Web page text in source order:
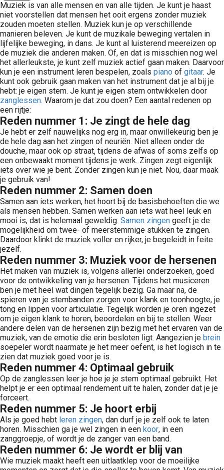
Muziek is van alle mensen en van alle tijden. Je kunt je haast
niet voorstellen dat mensen het ooit ergens zonder muziek
zouden moeten stellen. Muziek kun je op verschillende
manieren beleven. Je kunt de muzikale beweging vertalen in
lijfelijke beweging, in dans. Je kunt al luisterend meereizen op
de muziek die anderen maken. Of, en dat is misschien nog wel
het allerleukste, je kunt zelf muziek actief gaan maken. Daarvoor
kun je een instrument leren bespelen, zoals piano of gitaar. Je
kunt ook gebruik gaan maken van het instrument dat je al bij je
hebt: je eigen stem. Je kunt je eigen stem ontwikkelen door
zanglessen. Waarom je dat zou doen? Een aantal redenen op
een rijtje:
Reden nummer 1: Je zingt de hele dag
Je hebt er zelf nauwelijks nog erg in, maar onwillekeurig ben je
de hele dag aan het zingen of neuriën. Niet alleen onder de
douche, maar ook op straat, tijdens de afwas of soms zelfs op
een onbewaakt moment tijdens je werk. Zingen zegt eigenlijk
iets over wie je bent. Zonder zingen kun je niet. Nou, daar maak
je gebruik van!
Reden nummer 2: Samen doen
Samen aan iets werken, het hoort bij de basisbehoeften die we
als mensen hebben. Samen werken aan iets wat heel leuk en
mooi is, dat is helemaal geweldig. Samen zingen geeft je de
mogelijkheid om twee- of meerstemmige stukken te zingen.
Daardoor klinkt de muziek voller en rijker, je begeleidt in feite
jezelf.
Reden nummer 3: Muziek voor de hersenen
Het maken van muziek is, volgens allerlei onderzoeken, goed
voor de ontwikkeling van je hersenen. Tijdens het musiceren
ben je met heel wat dingen tegelijk bezig. Ga maar na, de
spieren van je stembanden zorgen voor klank en toonhoogte, je
tong en lippen voor articulatie. Tegelijk worden je oren ingezet
om je eigen klank te horen, beoordelen en bij te stellen. Weer
andere delen van de hersenen zijn bezig met het ervaren van de
muziek, van de emotie die erin besloten ligt. Aangezien je brein
soepeler wordt naarmate je het meer oefent, is het logisch in te
zien dat muziek goed voor je is.
Reden nummer 4: Optimaal gebruik
Op de zanglessen leer je hoe je je stem optimaal gebruikt. Het
helpt je er een optimaal rendement uit te halen, zonder dat je je
forceert.
Reden nummer 5: Je hoort erbij
Als je goed hebt leren zingen, dan durf je je zelf ook te laten
horen. Misschien ga je wel zingen in een koor, in een
zanggroepje, of wordt je de zanger van een band.
Reden nummer 6: Je wordt er blij van
Wie muziek maakt heeft een uitlaatklep voor de moeilijke